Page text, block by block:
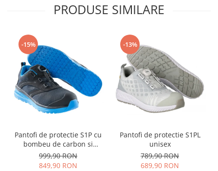
PRODUSE SIMILARE
-15%
Pantofi de protectie S1P cu
bombeu de carbon si
inchidere BOAÂ® Fit
999,90 RON
849,90 RON
-13%
Pantofi de protectie S1PL
unisex
789,90 RON
689,90 RON